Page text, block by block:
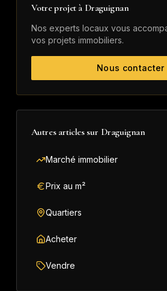
Votre projet à Draguignan
Nos experts locaux vous
vos projets immobiliers.
Nous contacter
Autres articles sur Draguignan
Marché immobilier
Prix au m²
Quartiers
Acheter
Vendre